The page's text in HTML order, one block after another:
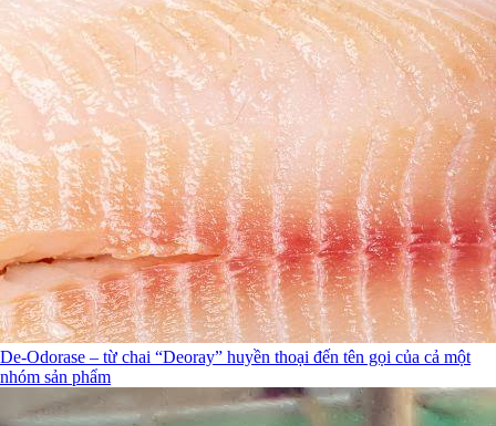
De-Odorase – từ chai “Deoray” huyền thoại đến tên gọi của cả một
nhóm sản phẩm